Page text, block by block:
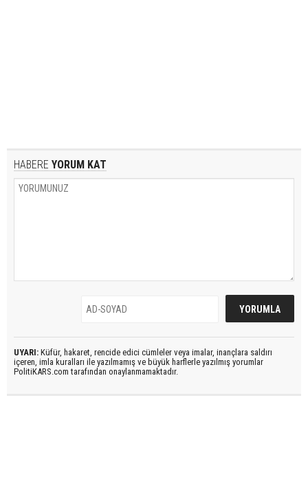
HABERE YORUM KAT
UYARI: Küfür, hakaret, rencide edici cümleler veya imalar, inançlara saldırı
içeren, imla kuralları ile yazılmamış ve büyük harflerle yazılmış yorumlar
PolitiKARS.com tarafından onaylanmamaktadır.